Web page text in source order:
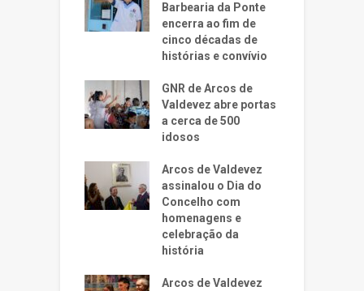
Barbearia da Ponte
encerra ao fim de
cinco décadas de
histórias e convívio
GNR de Arcos de
Valdevez abre portas
a cerca de 500
idosos
Arcos de Valdevez
assinalou o Dia do
Concelho com
homenagens e
celebração da
história
Arcos de Valdevez